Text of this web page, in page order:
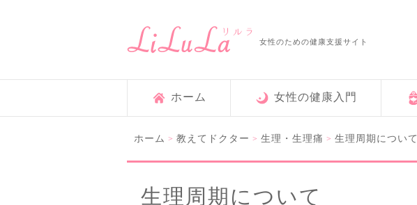
女性のための健康支援サイト
ホーム 女性の健康入門
ホーム > 教えてドクター > 生理・生理痛 > 生理周期について
生理周期について